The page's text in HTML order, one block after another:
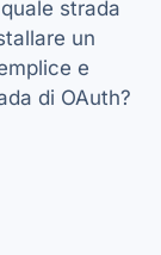
strada
un
e
di OAuth?